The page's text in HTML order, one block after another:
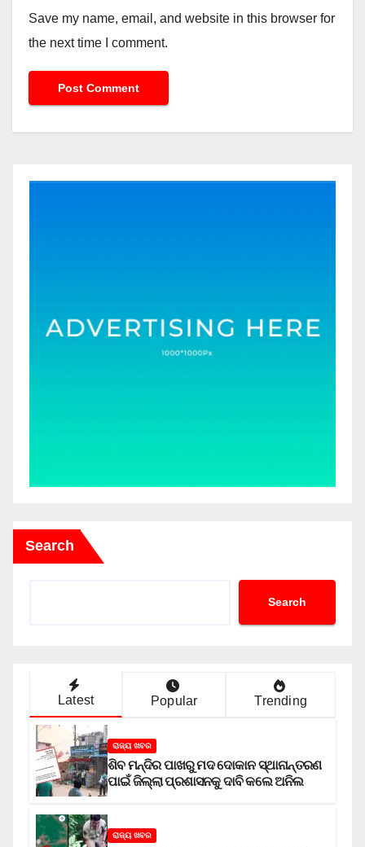
Save my name, email, and website in this browser for
the next time I comment.
Search
Search
Latest Popular Trending
ରାଜ୍ୟ ଖବର
ଶିବ ମନ୍ଦିର ପାଖରୁ ମଦ ଦୋକାନ ସ୍ଥାନାନ୍ତରଣ
ପାଇଁ ଜିଲ୍ଲା ପ୍ରଶାସନକୁ ଦାବି କଲେ ଅନିଲ
ରାଜ୍ୟ ଖବର